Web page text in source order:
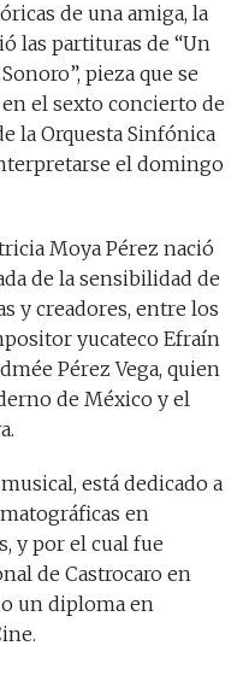
de una amiga, la
las partituras de “Un
pieza que se
el sexto concierto de
la Orquesta Sinfónica
el domingo
Moya Pérez nació
de la sensibilidad de
y creadores, entre los
yucateco Efraín
Pérez Vega, quien
de México y el
está dedicado a
en
y por el cual fue
de Castrocaro en
un diploma en